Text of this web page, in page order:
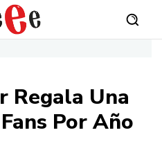
Regala Una
Por Año